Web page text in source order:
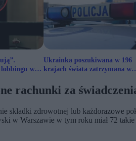
w
Ukrainka poszukiwana w 196
krajach świata zatrzymana w
rachunki za
składki zdrowotnej lub każdorazowe
w Warszawie w tym roku miał 72